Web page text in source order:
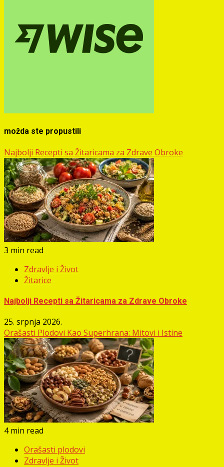
možda ste propustili
Najbolji Recepti sa Žitaricama za Zdrave Obroke
3 min read
Zdravlje i Život
Žitarice
Najbolji Recepti sa Žitaricama za Zdrave Obroke
25. srpnja 2026.
Orašasti Plodovi Kao Superhrana: Mitovi i Istine
4 min read
Orašasti plodovi
Zdravlje i Život